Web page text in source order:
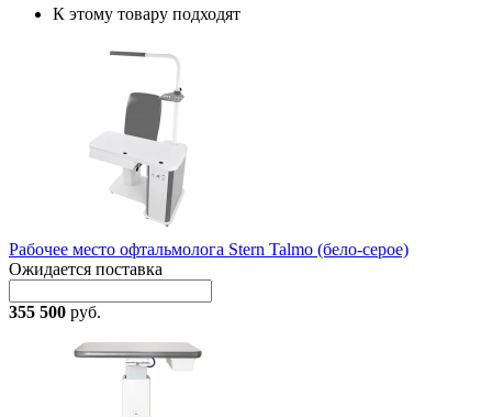
К этому товару подходят
Рабочее место офтальмолога Stern Talmo (бело-серое)
Ожидается поставка
355 500 руб.